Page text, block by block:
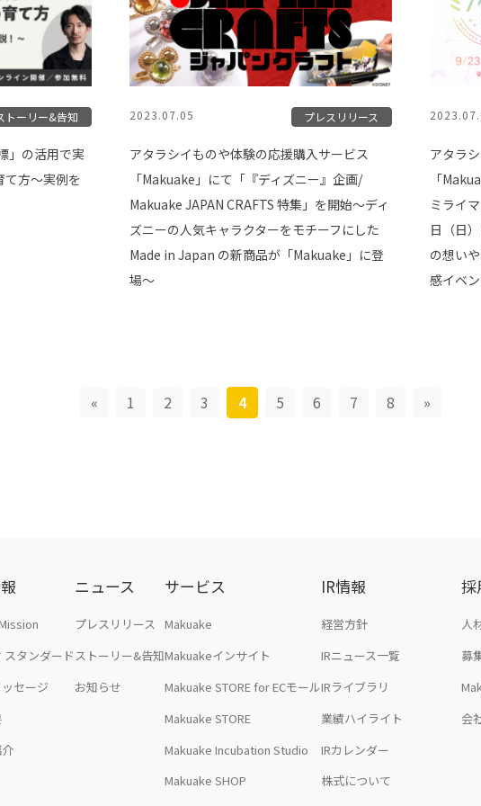
トーリー&告知
」の活用で実
て方〜実例を
2023.07.05 プレスリリース
アタラシイものや体験の応援購入サービス
「Makuake」にて「『ディズニー』企画/
Makuake JAPAN CRAFTS 特集」を開始〜ディ
ズニーの人気キャラクターをモチーフにした
Made in Japan の新商品が「Makuake」に登
場〜
アタラ
「
ミライ
日（日
の想い
感イベ
« 1 2 3 4 5 6 7 8 »
スタンダード
セージ
ニュース
プレスリリース
ストーリー&告知
お知らせ
サービス
Makuake
Makuakeインサイト
Makuake STORE for ECモール
Makuake STORE
Makuake Incubation Studio
Makuake SHOP
IR情報
経営方針
IRニュース一覧
IRライブラリ
業績ハイライト
IRカレンダー
株式について
採
人
募
会